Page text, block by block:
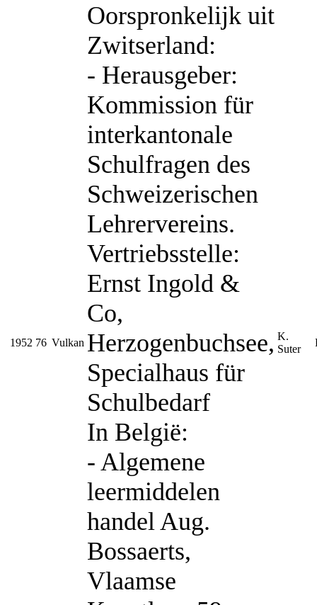
1952 76 Vulkan
Oorspronkelijk uit
Zwitserland:
- Herausgeber:
Kommission für
interkantonale
Schulfragen des
Schweizerischen
Lehrervereins.
Vertriebsstelle:
Ernst Ingold &
Co,
Herzogenbuchsee,
Specialhaus für
Schulbedarf
In België:
- Algemene
leermiddelen
handel Aug.
Bossaerts,
Vlaamse
K.
Suter